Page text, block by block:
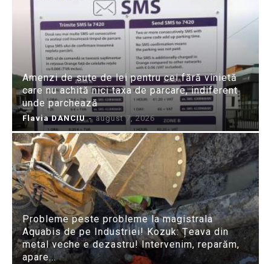
Amenzi de sute de lei pentru cei fără vinietă
care nu achită nici taxa de parcare, indiferent
unde parchează
Flavia DANCIU - august 7, 2026
Probleme peste probleme la magistrala
Aquabis de pe Industriei! Kozuk: Țeava din
metal veche e dezastru! Intervenim, reparăm,
apare...